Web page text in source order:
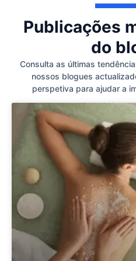
Publicações
do
Consulta as últimas
nossos blogues
perspetiva para ajudar a